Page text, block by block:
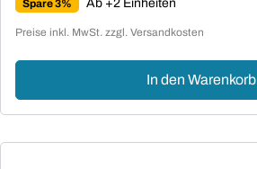
Spare 3% Ab +2 Einheiten
Preise inkl. MwSt. zzgl. Versandkosten
In den Warenkorb